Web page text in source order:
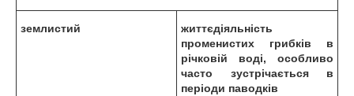
землистий
життєдіяльність
променистих грибків в
річковій воді, особливо
часто зустрічається в
періоди паводків